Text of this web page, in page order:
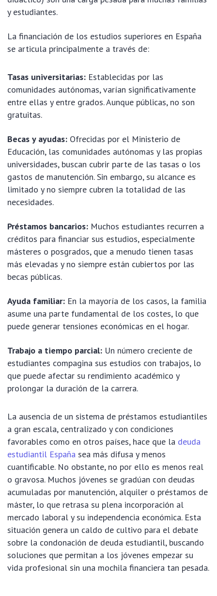
y estudiantes.
La financiación de los estudios superiores en España
se articula principalmente a través de:
Tasas universitarias: Establecidas por las
comunidades autónomas, varían significativamente
entre ellas y entre grados. Aunque públicas, no son
gratuitas.
Becas y ayudas: Ofrecidas por el Ministerio de
Educación, las comunidades autónomas y las propias
universidades, buscan cubrir parte de las tasas o los
gastos de manutención. Sin embargo, su alcance es
limitado y no siempre cubren la totalidad de las
necesidades.
Préstamos bancarios: Muchos estudiantes recurren a
créditos para financiar sus estudios, especialmente
másteres o posgrados, que a menudo tienen tasas
más elevadas y no siempre están cubiertos por las
becas públicas.
Ayuda familiar: En la mayoría de los casos, la familia
asume una parte fundamental de los costes, lo que
puede generar tensiones económicas en el hogar.
Trabajo a tiempo parcial: Un número creciente de
estudiantes compagina sus estudios con trabajos, lo
que puede afectar su rendimiento académico y
prolongar la duración de la carrera.
La ausencia de un sistema de préstamos estudiantiles
a gran escala, centralizado y con condiciones
favorables como en otros países, hace que la deuda
estudiantil España sea más difusa y menos
cuantificable. No obstante, no por ello es menos real
o gravosa. Muchos jóvenes se gradúan con deudas
acumuladas por manutención, alquiler o préstamos de
máster, lo que retrasa su plena incorporación al
mercado laboral y su independencia económica. Esta
situación genera un caldo de cultivo para el debate
sobre la condonación de deuda estudiantil, buscando
soluciones que permitan a los jóvenes empezar su
vida profesional sin una mochila financiera tan pesada.